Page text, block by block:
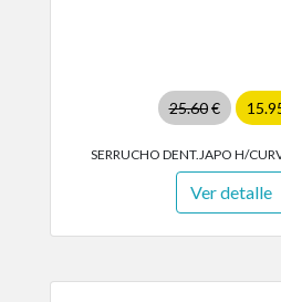
25.60€
SERRUCHO DENT.JAPO H/
Ver detalle